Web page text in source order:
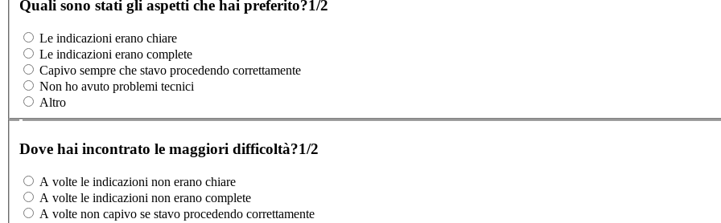
Quali sono stati gli aspetti che hai preferito?1/2
Le indicazioni erano chiare
Le indicazioni erano complete
Capivo sempre che stavo procedendo correttamente
Non ho avuto problemi tecnici
Altro
Dove hai incontrato le maggiori difficoltà?1/2
A volte le indicazioni non erano chiare
A volte le indicazioni non erano complete
A volte non capivo se stavo procedendo correttamente